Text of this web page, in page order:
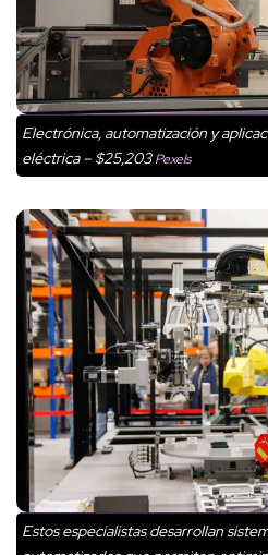
Electrónica, automatización y
eléctrica – $25,203Pexels
Estos especialistas desarrollan